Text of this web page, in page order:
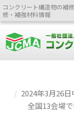
コンクリート構造物の補
修・補強材料情報
2024年3月26
全国13会場